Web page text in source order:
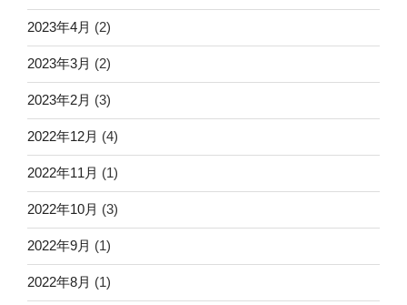
2023年4月 (2)
2023年3月 (2)
2023年2月 (3)
2022年12月 (4)
2022年11月 (1)
2022年10月 (3)
2022年9月 (1)
2022年8月 (1)